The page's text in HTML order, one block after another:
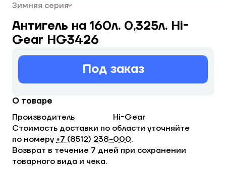
Зимняя серия
Антигель на 160л. 0,325л. Hi-
Gear HG3426
Под заказ
О товаре
Производитель
Hi-Gear
Стоимость доставки по области уточняйте
по номеру +7 (8512) 238−000.
Возврат в течение 7 дней при сохранении
товарного вида и чека.